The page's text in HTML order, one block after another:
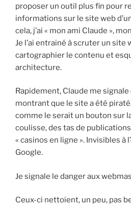
proposer un outil plus fin pour
informations sur le site web
cela, j’ai « mon ami Claude »,
Je l’ai entrainé à scruter un site
cartographier le contenu et
architecture.
Rapidement, Claude me
montrant que le site a été
comme le serait un bouton sur
coulisse, des tas de
« casinos en ligne ». Invisibles à
Google.
Je signale le danger aux
Ceux-ci nettoient, un peu, pas